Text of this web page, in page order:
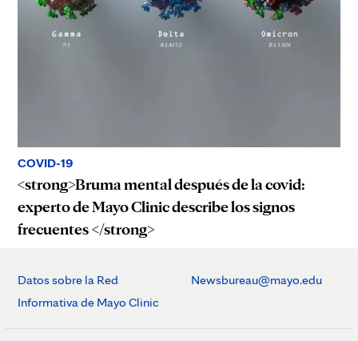
COVID-19
<strong>Bruma mental después de la covid:
experto de Mayo Clinic describe los signos
frecuentes </strong>
Datos sobre la Red
Informativa de Mayo Clinic
Newsbureau@mayo.edu